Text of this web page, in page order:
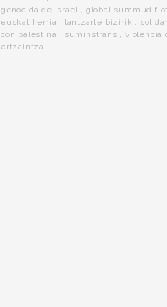
genocida de israel
global summud
euskal herria
lantzarte bizirik
con palestina
suminstrans ,violencia
ertzaintza